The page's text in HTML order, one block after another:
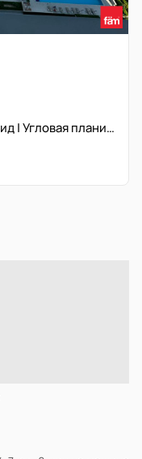
Без торга | Беспрепятственный вид | Угловая планировка